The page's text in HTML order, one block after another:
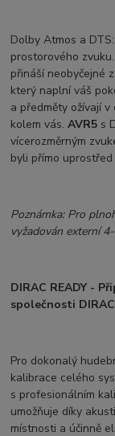
Dolby Atmos a
prostorového
přináší neobyčejné
který naplní váš
a předměty ožívají
kolem vás.AVR5 s
vícerozměrným
byli přímo
Poznámka: Pro
vyžadován externí
DIRAC READY -
společnosti DIRAC
Pro dokonalý
kalibrace celého
s profesionálním
umožňuje díky
místnosti a účinně